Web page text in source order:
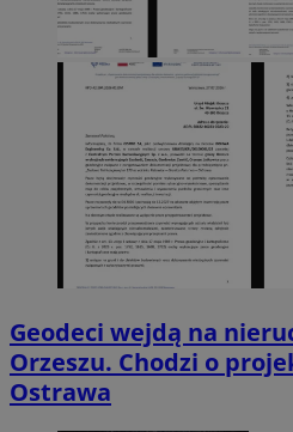
Geodeci wejdą na
Orzeszu. Chodzi o
Ostrawa